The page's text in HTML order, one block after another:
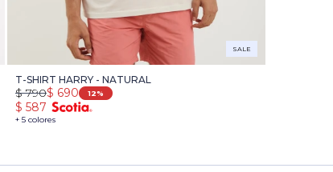
SALE
T-SHIRT HARRY - NATURAL
+ 5 colores
$ 690
$ 790 12
$ 587